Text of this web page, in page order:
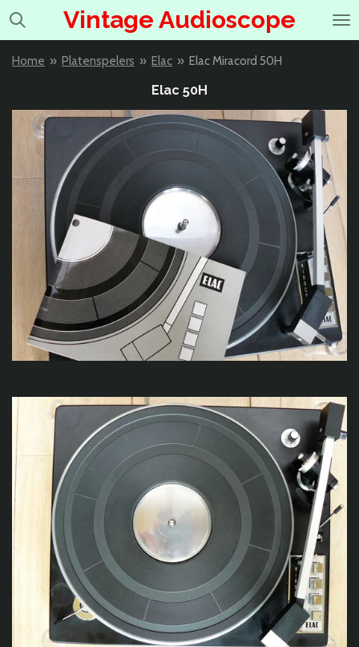
Ga
de
Vintage Audioscope
Home » Platenspelers » Elac » Elac Miracord 50H
Elac 50H